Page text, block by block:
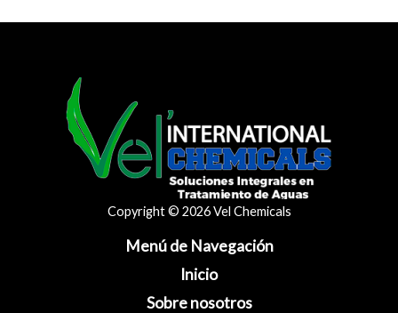
Copyright © 2026 Vel Chemicals
Menú de Navegación
Inicio
Sobre nosotros